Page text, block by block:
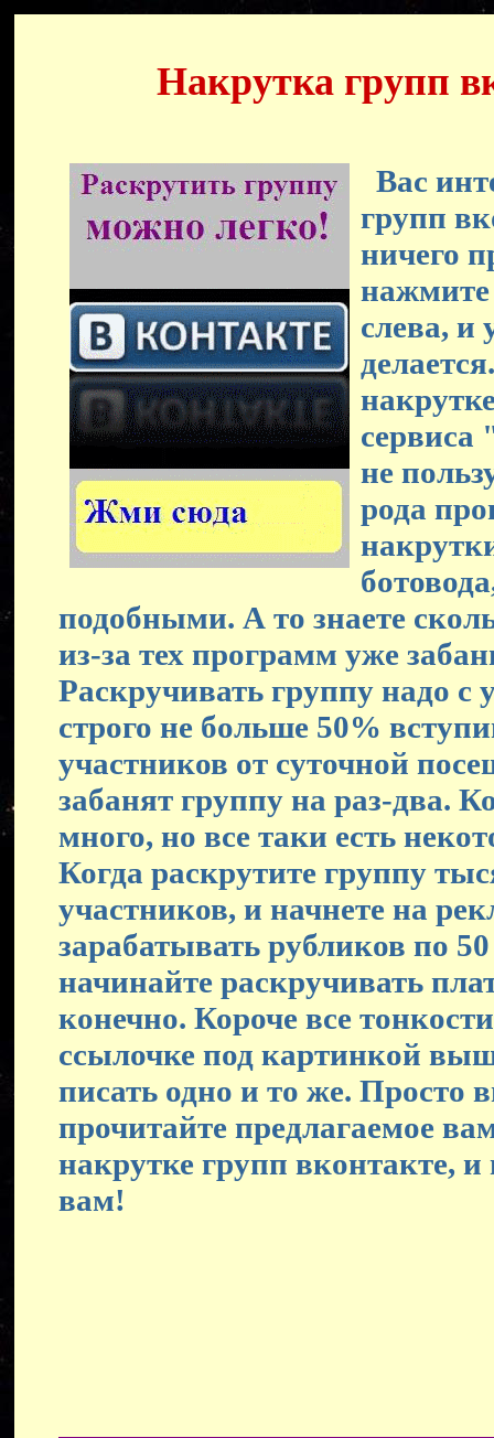
Накрутка групп
Вас
групп
ничего
слева, и
сервиса
не
рода
подобными. А то знаете
из-за тех программ уже
Раскручивать группу надо с
строго не больше 50%
участников от суточной
забанят группу на раз-два.
много, но все таки есть
Когда раскрутите группу
участников, и начнете на
зарабатывать рубликов по
начинайте раскручивать
конечно. Короче все
ссылочке под картинкой
писать одно и то же. Просто
прочитайте предлагаемое
накрутке групп вконтакте, и
вам!